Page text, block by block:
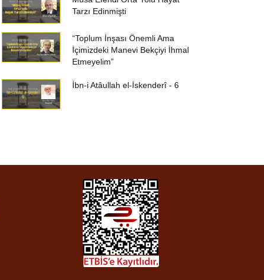
Tarzı Edinmişti
“Toplum İnşası Önemli Ama
İçimizdeki Manevi Bekçiyi İhmal
Etmeyelim”
İbn-i Atâullah el-İskenderî - 6